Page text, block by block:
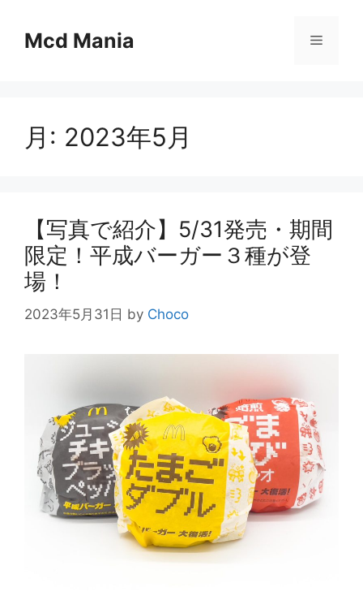
Mcd Mania メ
月: 2023年5月
【写真で紹介】5/31発売・期間
限定！平成バーガー３種が登
場！
2023年5月31日 by Choco